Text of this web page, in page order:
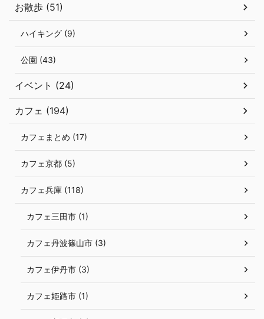
お散歩 (51)
ハイキング (9)
公園 (43)
イベント (24)
カフェ (194)
カフェまとめ (17)
カフェ京都 (5)
カフェ兵庫 (118)
カフェ三田市 (1)
カフェ丹波篠山市 (3)
カフェ伊丹市 (3)
カフェ姫路市 (1)